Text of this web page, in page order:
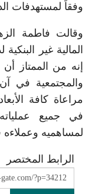
وفقاً لمستهدفات
وقالت فاطمة
إنه من الممتاز أن
والمجتمعية في
مراعاة كافة
في جميع
لمساهميه
الرابط المختصر